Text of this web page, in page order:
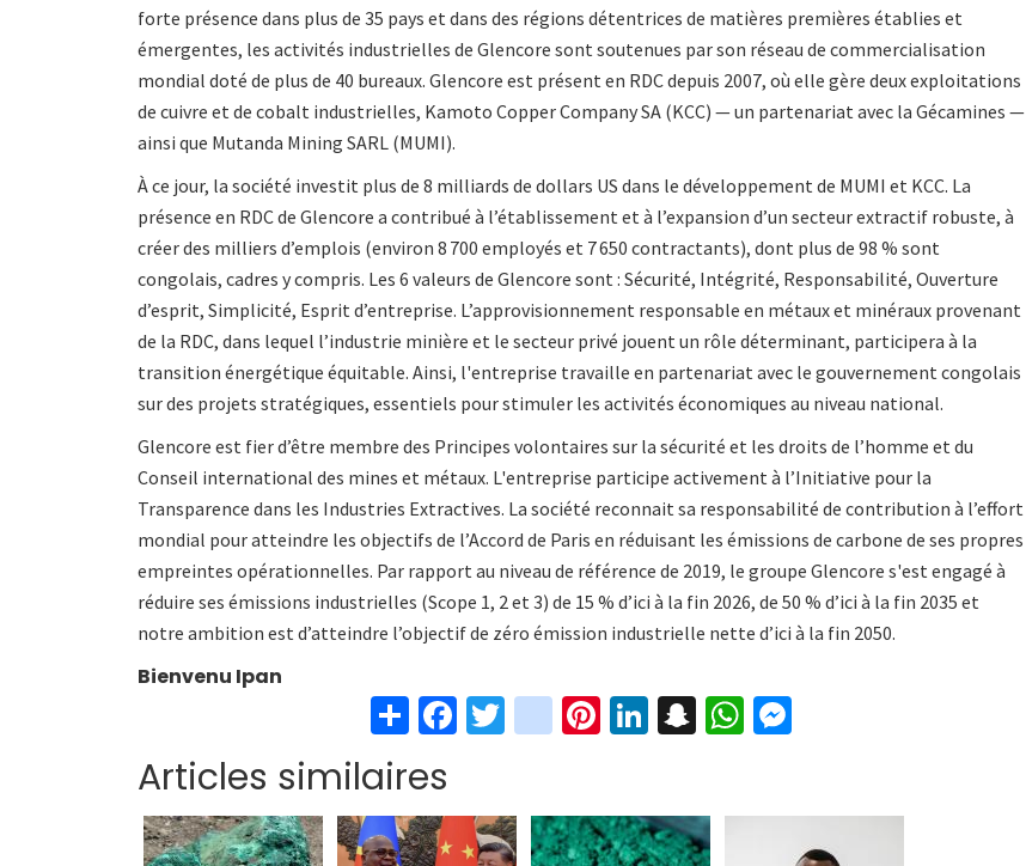
forte présence dans plus de 35 pays et dans des régions détentrices de matières premières établies et
émergentes, les activités industrielles de Glencore sont soutenues par son réseau de commercialisation
mondial doté de plus de 40 bureaux. Glencore est présent en RDC depuis 2007, où elle gère deux exploitations
de cuivre et de cobalt industrielles, Kamoto Copper Company SA (KCC) — un partenariat avec la Gécamines —
ainsi que Mutanda Mining SARL (MUMI).
À ce jour, la société investit plus de 8 milliards de dollars US dans le développement de MUMI et KCC. La
présence en RDC de Glencore a contribué à l’établissement et à l’expansion d’un secteur extractif robuste, à
créer des milliers d’emplois (environ 8 700 employés et 7 650 contractants), dont plus de 98 % sont
congolais, cadres y compris. Les 6 valeurs de Glencore sont : Sécurité, Intégrité, Responsabilité, Ouverture
d’esprit, Simplicité, Esprit d’entreprise. L’approvisionnement responsable en métaux et minéraux provenant
de la RDC, dans lequel l’industrie minière et le secteur privé jouent un rôle déterminant, participera à la
transition énergétique équitable. Ainsi, l'entreprise travaille en partenariat avec le gouvernement congolais
sur des projets stratégiques, essentiels pour stimuler les activités économiques au niveau national.
Glencore est fier d’être membre des Principes volontaires sur la sécurité et les droits de l’homme et du
Conseil international des mines et métaux. L'entreprise participe activement à l’Initiative pour la
Transparence dans les Industries Extractives. La société reconnait sa responsabilité de contribution à l’effort
mondial pour atteindre les objectifs de l’Accord de Paris en réduisant les émissions de carbone de ses propres
empreintes opérationnelles. Par rapport au niveau de référence de 2019, le groupe Glencore s'est engagé à
réduire ses émissions industrielles (Scope 1, 2 et 3) de 15 % d’ici à la fin 2026, de 50 % d’ici à la fin 2035 et
notre ambition est d’atteindre l’objectif de zéro émission industrielle nette d’ici à la fin 2050.
Bienvenu Ipan
S
h
ar
e
Fa
ce
o
T
wi
er
in
st
ra
Pi
nt
es
Li
n
dI
S
n
pc
W
h
sA n
Articles similaires